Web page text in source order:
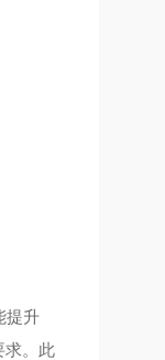
提升
求。此